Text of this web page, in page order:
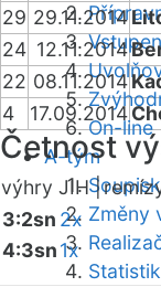
On-line
A-tým
Změny
29 29.11.2014
24 12.11.2014
22 08.11.2014
4
17.09.2014
Četnost
výhry JIH |
3:2sn 2x
4:3sn1x